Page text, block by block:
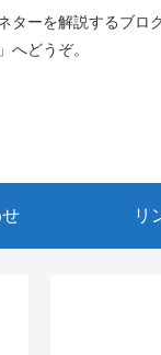
ーを解説するブロ
へどうぞ。
リ